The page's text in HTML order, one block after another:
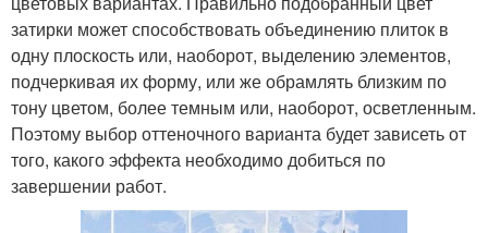
затирки может способствовать объединению плиток в
одну плоскость или, наоборот, выделению элементов,
подчеркивая их форму, или же обрамлять близким по
тону цветом, более темным или, наоборот, осветленным.
Поэтому выбор оттеночного варианта будет зависеть от
того, какого эффекта необходимо добиться по
завершении работ.